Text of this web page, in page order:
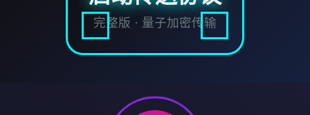
完整版 · 量子加密传输